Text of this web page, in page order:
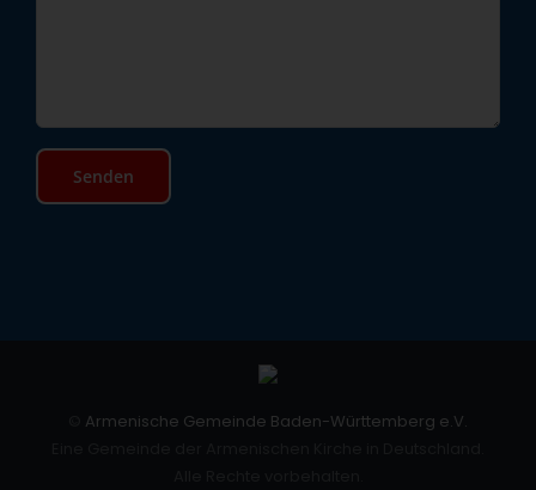
Armenische Gemeinde Baden-Württemberg e.V.